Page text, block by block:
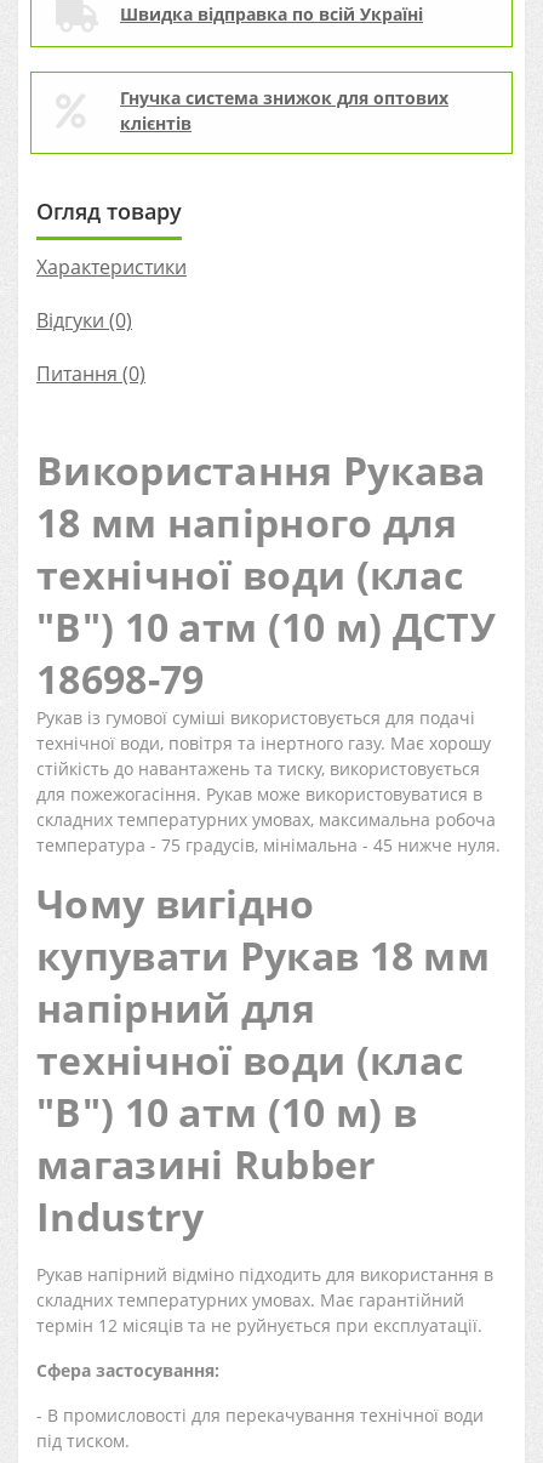
Швидка відправка по всій Україні
Гнучка система знижок для оптових
клієнтів
Огляд товару
Характеристики
Відгуки (0)
Питання (0)
Використання Рукава
18 мм напірного для
технічної води (клас
"В") 10 атм (10 м) ДСТУ
18698-79
Рукав із гумової суміші використовується для подачі
технічної води, повітря та інертного газу. Має хорошу
стійкість до навантажень та тиску, використовується
для пожежогасіння. Рукав може використовуватися в
складних температурних умовах, максимальна робоча
температура - 75 градусів, мінімальна - 45 нижче нуля.
Чому вигідно
купувати Рукав 18 мм
напірний для
технічної води (клас
"В") 10 атм (10 м) в
магазині Rubber
Industry
Рукав напірний відміно підходить для використання в
складних температурних умовах. Має гарантійний
термін 12 місяців та не руйнується при експлуатації.
Сфера застосування:
- В промисловості для перекачування технічної води
під тиском.